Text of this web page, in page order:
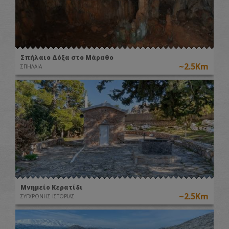
Σπήλαιο Δόξα στο Μάραθο
ΣΠΗΛΑΙΑ ~2.5Km
Μνημείο Κερατίδι
ΣΥΓΧΡΟΝΗΣ ΙΣΤΟΡΙΑΣ ~2.5Km